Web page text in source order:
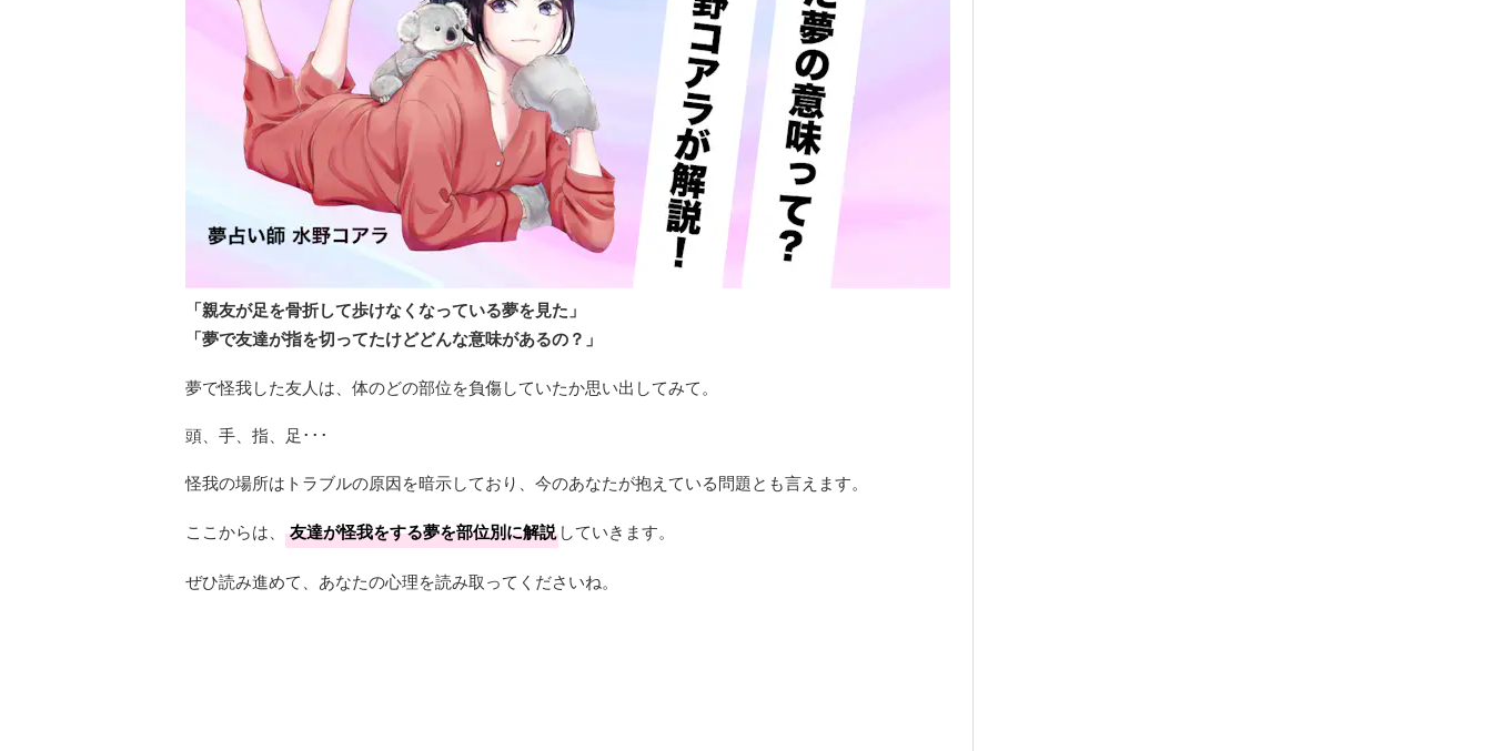
「親友が足を骨折して歩けなくなっている夢を見た」
「夢で友達が指を切ってたけどどんな意味があるの？」
夢で怪我した友人は、体のどの部位を負傷していたか思い出してみて。
頭、手、指、足･･･
怪我の場所はトラブルの原因を暗示しており、今のあなたが抱えている問題とも言えます。
ここからは、 友達が怪我をする夢を部位別に解説 していきます。
ぜひ読み進めて、あなたの心理を読み取ってくださいね。